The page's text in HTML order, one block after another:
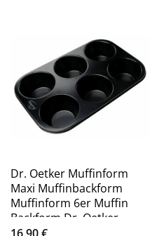
Dr. Oetker Muffinform
Maxi Muffinbackform
Muffinform 6er Muffin
Backform Dr. Oetker